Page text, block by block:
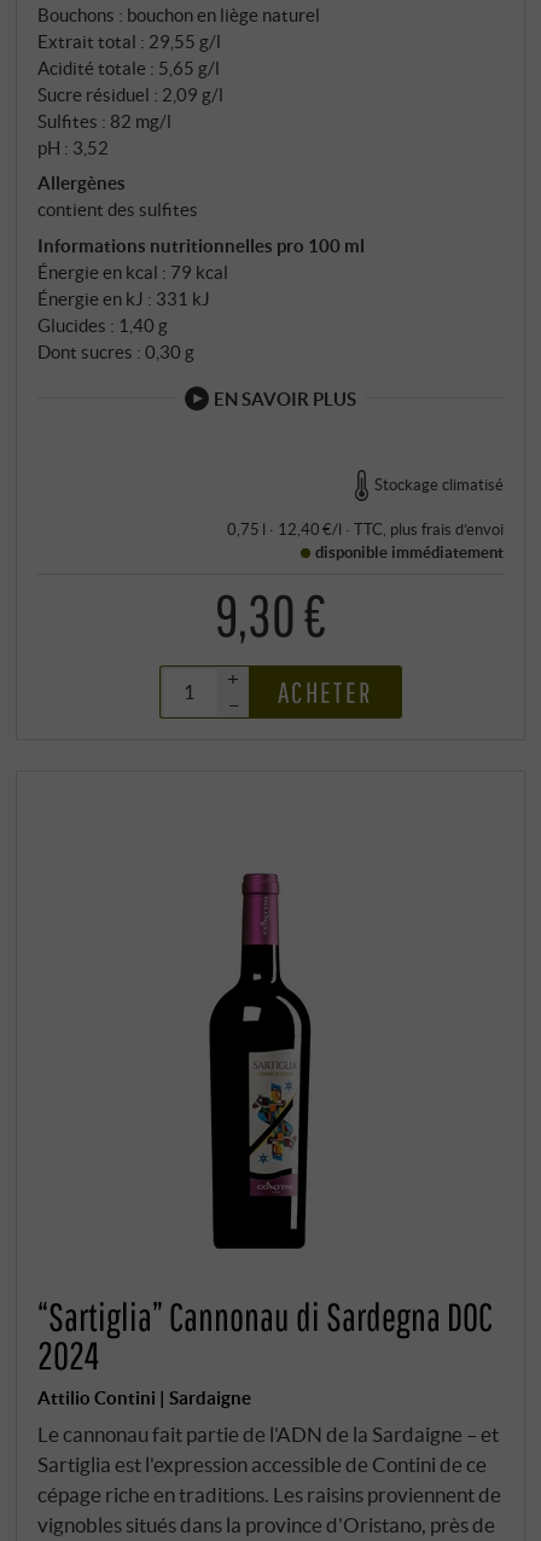
Bouchons : bouchon en liège naturel
Extrait total : 29,55 g/l
Acidité totale : 5,65 g/l
Sucre résiduel : 2,09 g/l
Sulfites : 82 mg/l
pH : 3,52
Allergènes
contient des sulfites
Informations nutritionnelles pro 100 ml
Énergie en kcal : 79 kcal
Énergie en kJ : 331 kJ
Glucides : 1,40 g
Dont sucres : 0,30 g
EN SAVOIR PLUS
Stockage climatisé
0,75 l · 12,40 €/l · TTC , plus frais d’envoi
disponible immédiatement
9,30 €
+
–
ACHETER
“Sartiglia” Cannonau di Sardegna DOC
2024
Attilio Contini | Sardaigne
Le cannonau fait partie de l'ADN de la Sardaigne – et
Sartiglia est l'expression accessible de Contini de ce
cépage riche en traditions. Les raisins proviennent de
vignobles situés dans la province d'Oristano, près de